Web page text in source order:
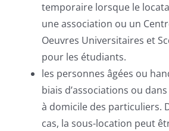
temporaire lorsque le
une association ou un
Oeuvres Universitaires et
pour les étudiants.
les personnes âgées ou
biais d’associations ou
à domicile des particuliers.
cas, la sous-location peut